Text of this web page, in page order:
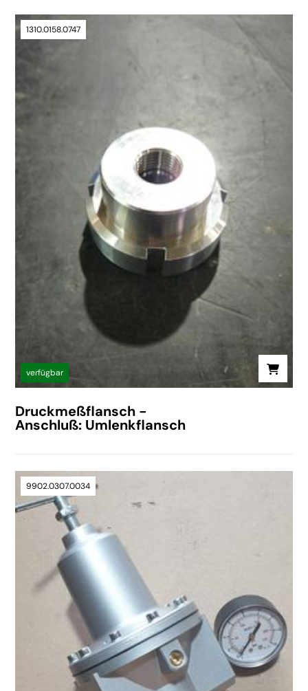
1310.0158.0747
verfügbar
Druckmeßflansch -
Anschluß: Umlenkflansch
9902.0307.0034